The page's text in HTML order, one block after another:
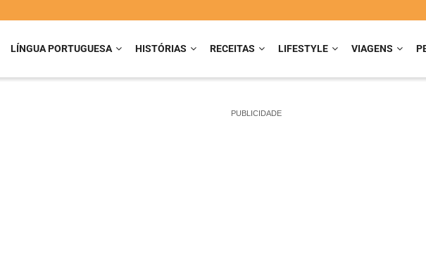
LÍNGUA PORTUGUESA HISTÓRIAS RECEITAS LIFESTYLE VIAGENS
PUBLICIDADE